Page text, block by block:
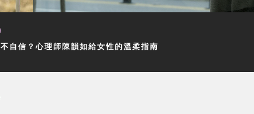
自信？心理師陳韻如給女性的溫柔指南